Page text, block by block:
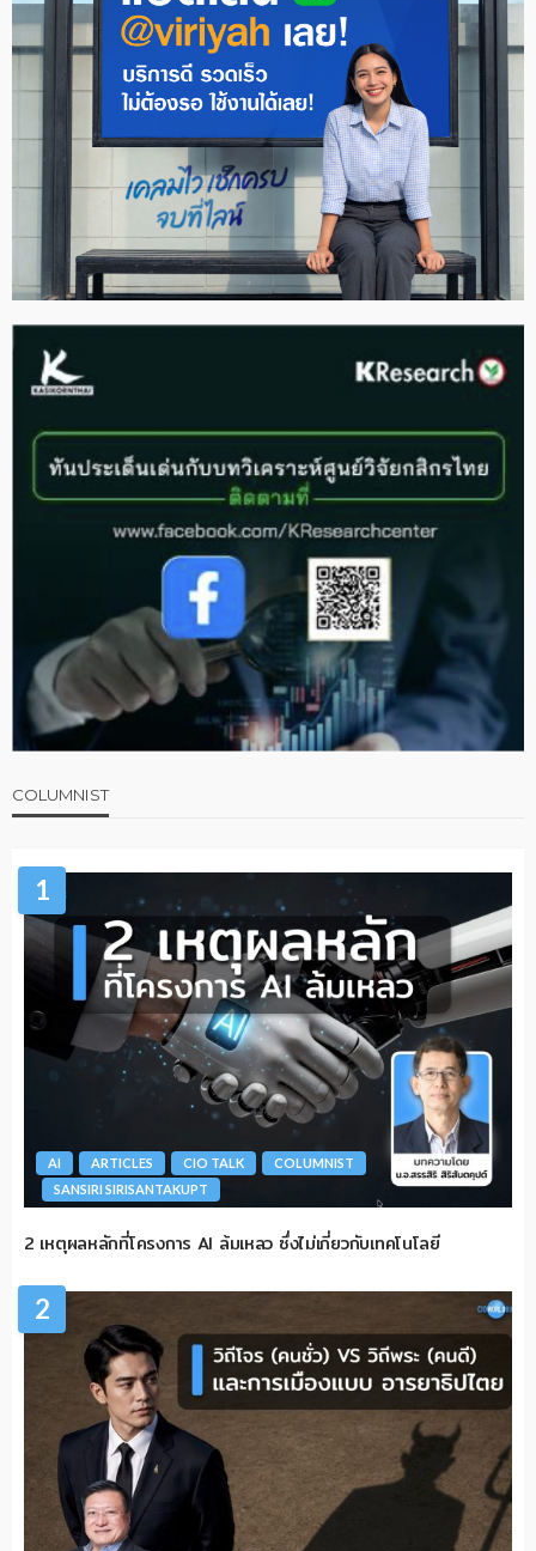
COLUMNIST
1
AI ARTICLES CIO TALK
COLUMNIST
SANSIRI SIRISANTAKUPT
2 เหตุผลหลักที่โครงการ AI ล้มเหลว ซึ่งไม่เกี่ยวกับเทคโนโลยี
2